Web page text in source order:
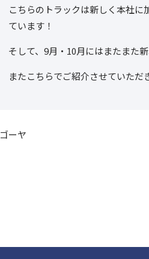
こちらのトラックは新しく本社
ています！
そして、9月・10月にはまたまた
またこちらでご紹介させていただ
ゴーヤ